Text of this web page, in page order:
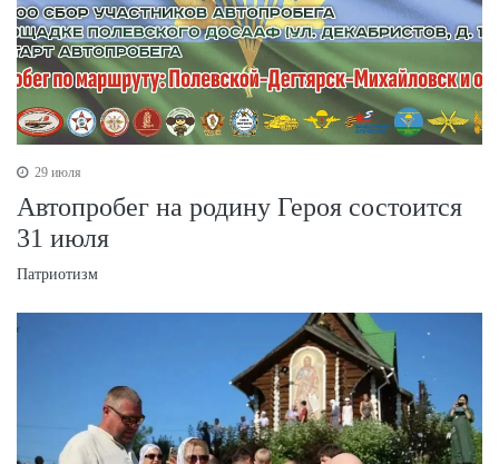
29 июля
Автопробег на родину Героя состоится
31 июля
Патриотизм